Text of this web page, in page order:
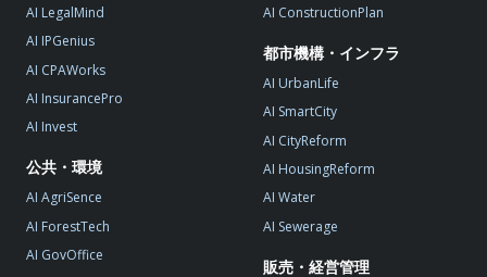
AI LegalMind
AI IPGenius
AI CPAWorks
AI InsurancePro
AI Invest
公共・環境
AI AgriSence
AI ForestTech
AI GovOffice
AI ConstructionPlan
都市機構・インフラ
AI UrbanLife
AI SmartCity
AI CityReform
AI HousingReform
AI Water
AI Sewerage
販売・経営管理